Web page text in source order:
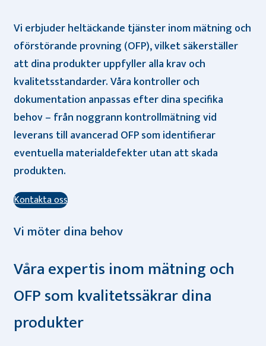
Vi erbjuder heltäckande tjänster inom mätning och
oförstörande provning (OFP), vilket säkerställer
att dina produkter uppfyller alla krav och
kvalitetsstandarder. Våra kontroller och
dokumentation anpassas efter dina specifika
behov – från noggrann kontrollmätning vid
leverans till avancerad OFP som identifierar
eventuella materialdefekter utan att skada
produkten.
Kontakta oss
Vi möter dina behov
Våra expertis inom mätning och
OFP som kvalitetssäkrar dina
produkter